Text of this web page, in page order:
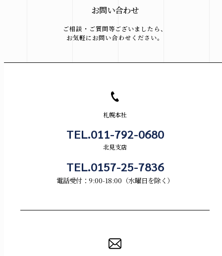
お問い合わせ
ご相談・ご質問等ございましたら、
お気軽にお問い合わせください。
札幌本社
TEL.011-792-0680
北見支店
TEL.0157-25-7836
電話受付：9:00-18:00（水曜日を除く）